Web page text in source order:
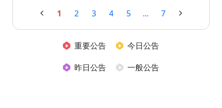
1 2 3 4 5 ... 7
重要公告
今日公告
昨日公告
一般公告